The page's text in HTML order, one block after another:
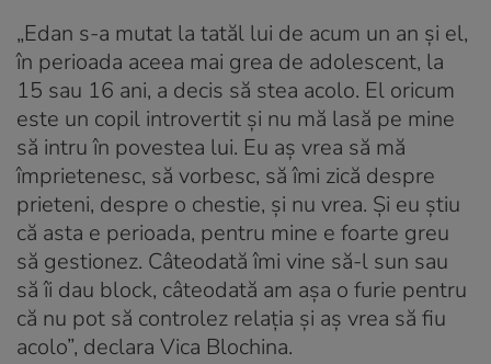
„Edan s-a mutat la tatăl lui de acum un an și el,
în perioada aceea mai grea de adolescent, la
15 sau 16 ani, a decis să stea acolo. El oricum
este un copil introvertit și nu mă lasă pe mine
să intru în povestea lui. Eu aș vrea să mă
împrietenesc, să vorbesc, să îmi zică despre
prieteni, despre o chestie, și nu vrea. Și eu știu
că asta e perioada, pentru mine e foarte greu
să gestionez. Câteodată îmi vine să-l sun sau
să îi dau block, câteodată am așa o furie pentru
că nu pot să controlez relația și aș vrea să fiu
acolo”, declara Vica Blochina.